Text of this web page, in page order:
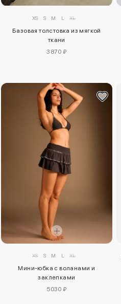
XS S M L XL
Базовая толстовка из мягкой
ткани
3870 ₽
XS S M L XL
Мини-юбка с воланами и
заклепками
5030 ₽